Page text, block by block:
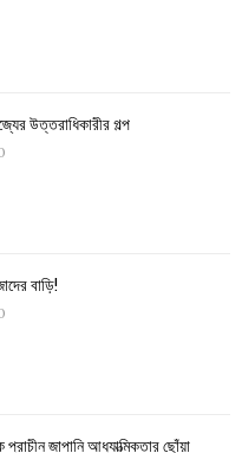
উত্তরাধিকারীর গল্প
বাড়ি!
জাপানি আধ্যাত্মিকতার ছোঁয়া